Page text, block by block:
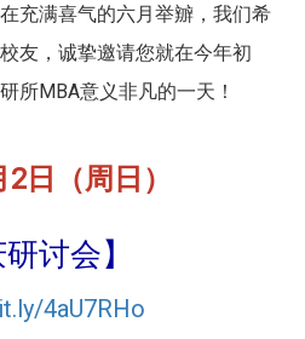
充满喜气的六月举辧，我们希
友，诚挚邀请您就在今年初
所MBA意义非凡的一天！
日（周日）
讨会】
4aU7RHo